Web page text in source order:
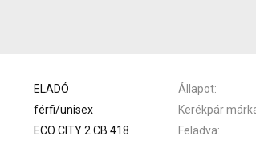
ELADÓ Állapot
férfi/unisex Kerékpár
ECO CITY 2 CB 418 Feladva